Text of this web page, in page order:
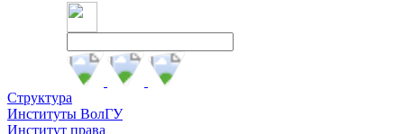
Структура
Институты ВолГУ
Институт права